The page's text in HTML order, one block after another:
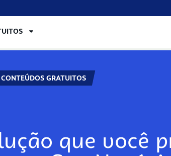
CONTEÚDOS GRATUITOS
que você